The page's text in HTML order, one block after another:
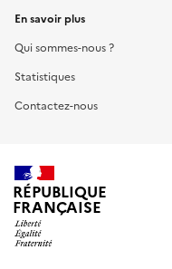
En savoir plus
Qui sommes-nous ?
Statistiques
Contactez-nous
RÉPUBLIQUE
FRANÇAISE